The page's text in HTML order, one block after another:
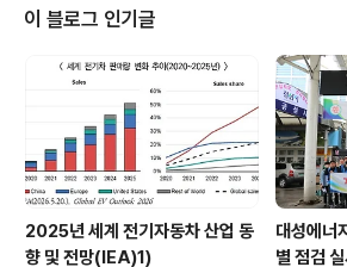
가 항목 개선, 수소가스 누출시험 개선 등 √ 친환경차 활
선 - 친환경차 구매목표제 확산, 기계장비 수소충전 허
조성해 기업 부..
이 블로그 인기글
2025년 세계 전기자동차 산업 동
향 및 전망(IEA)1)
대성에너
별 점검 실